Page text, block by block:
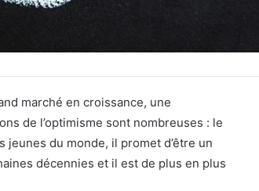
marché en croissance, une
de l’optimisme sont nombreuses : le
du monde, il promet d’être un
décennies et il est de plus en plus